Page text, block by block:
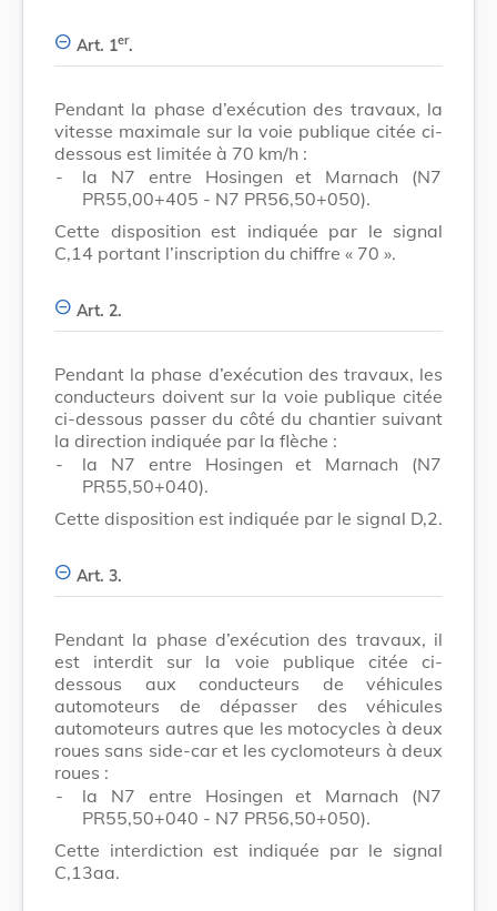
Art. 1er.
Pendant la phase d’exécution des travaux, la
vitesse maximale sur la voie publique citée ci-
dessous est limitée à 70 km/h :
-
la N7 entre Hosingen et Marnach (N7
PR55,00+405 - N7 PR56,50+050).
Cette disposition est indiquée par le signal
C,14 portant l’inscription du chiffre « 70 ».
Art. 2.
Pendant la phase d’exécution des travaux, les
conducteurs doivent sur la voie publique citée
ci-dessous passer du côté du chantier suivant
la direction indiquée par la flèche :
-
la N7 entre Hosingen et Marnach (N7
PR55,50+040).
Cette disposition est indiquée par le signal D,2.
Art. 3.
Pendant la phase d’exécution des travaux, il
est interdit sur la voie publique citée ci-
dessous aux conducteurs de véhicules
automoteurs de dépasser des véhicules
automoteurs autres que les motocycles à deux
roues sans side-car et les cyclomoteurs à deux
roues :
-
la N7 entre Hosingen et Marnach (N7
PR55,50+040 - N7 PR56,50+050).
Cette interdiction est indiquée par le signal
C,13aa.